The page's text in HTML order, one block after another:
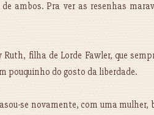
ambos. Pra ver as resenhas
filha de Lorde Fawler, que
pouquinho do gosto da liberdade.
se novamente, com uma mulher,